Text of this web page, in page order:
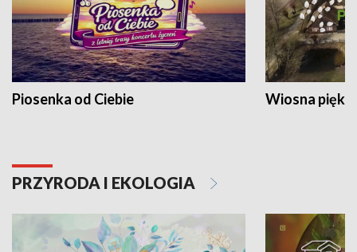
Piosenka od Ciebie Wiosna
PRZYRODA I EKOLOGIA